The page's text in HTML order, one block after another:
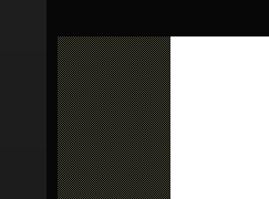
ナ
ビ
ゲ
ー
シ